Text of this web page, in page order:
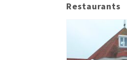
Restaurants